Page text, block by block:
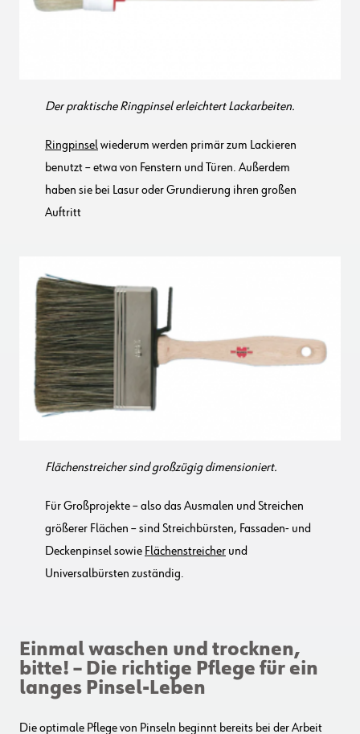
Der praktische Ringpinsel erleichtert Lackarbeiten.
Ringpinselwiederum werden primär zum Lackieren
benutzt – etwa von Fenstern und Türen. Außerdem
haben sie bei Lasur oder Grundierung ihren großen
Auftritt
Flächenstreicher sind großzügig dimensioniert.
Für Großprojekte – also das Ausmalen und Streichen
größerer Flächen – sind Streichbürsten, Fassaden- und
Deckenpinsel sowie Flächenstreicher und
Universalbürsten zuständig.
Einmal waschen und trocknen,
bitte! – Die richtige Pflege für ein
langes Pinsel-Leben
Die optimale Pflege von Pinseln beginnt bereits bei der Arbeit